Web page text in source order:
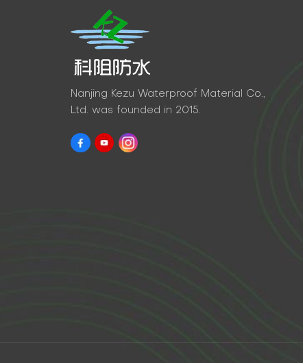
Nanjing Kezu Waterproof Material Co.,
Ltd. was founded in 2015.